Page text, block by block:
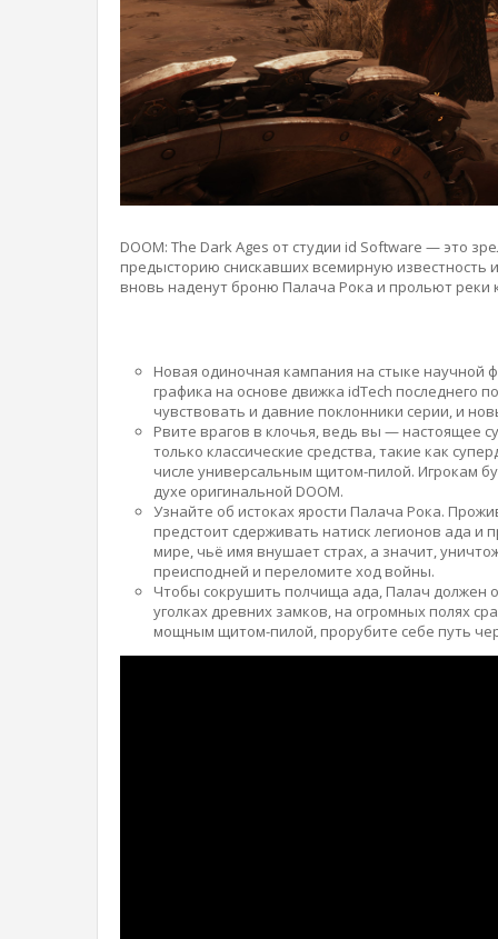
DOOM: The Dark Ages от студии id Software — это
предысторию снискавших всемирную известность
вновь наденут броню Палача Рока и прольют
Новая одиночная кампания на стыке научной
графика на основе движка idTech последнего
чувствовать и давние поклонники серии, и
Рвите врагов в клочья, ведь вы — настоящее
только классические средства, такие как
числе универсальным щитом-пилой. Игрокам
духе оригинальной DOOM.
Узнайте об истоках ярости Палача Рока.
предстоит сдерживать натиск легионов ада
мире, чьё имя внушает страх, а значит,
преисподней и переломите ход войны.
Чтобы сокрушить полчища ада, Палач должен
уголках древних замков, на огромных полях
мощным щитом-пилой, прорубите себе путь